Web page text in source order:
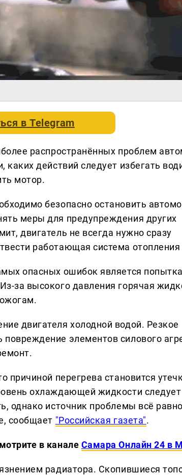
вTelegram
распространённых проблем
действий следует избегать
мотор.
безопасно остановить
меры для предупреждения других
двигатель не всегда нужно сразу
работающая система отопления
опасных ошибок является
за высокого давления горячая
двигателя холодной водой. Резкое
элементов силового
причиной перегрева становится
охлаждающей жидкости следует
однако источник проблемы всё равно
сообщает "Российская газета".
в канале Самара Онлайн 24 в
радиатора. Скопившиеся